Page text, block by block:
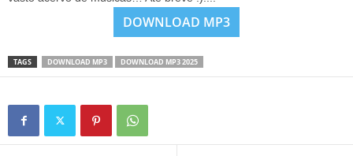
DOWNLOAD MP3
TAGS DOWNLOAD MP3 DOWNLOAD MP3 2025